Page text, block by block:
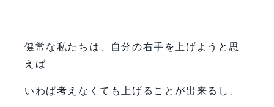
健常な私たちは、自分の右手を上げようと思
えば
いわば考えなくても上げることが出来るし、